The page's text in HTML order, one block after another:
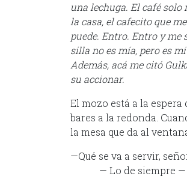
una lechuga. El café
la casa, el cafecito que
puede. Entro. Entro y
silla no es mía, pero es
Además, acá me citó
su accionar.
El mozo está a la
bares a la redonda.
la mesa que da al
—Qué se va a servir,
— Lo de siempre —